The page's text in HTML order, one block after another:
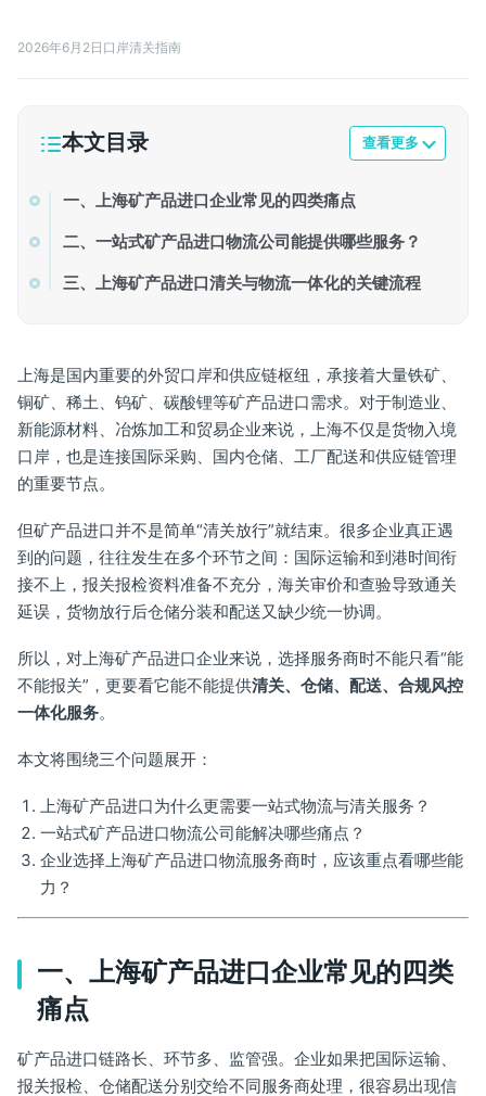
2026年6月2日 口岸清关指南
本文目录 查看更多
一、上海矿产品进口企业常见的四类痛点
二、一站式矿产品进口物流公司能提供哪些服务？
三、上海矿产品进口清关与物流一体化的关键流程
上海是国内重要的外贸口岸和供应链枢纽，承接着大量铁矿、
铜矿、稀土、钨矿、碳酸锂等矿产品进口需求。对于制造业、
新能源材料、冶炼加工和贸易企业来说，上海不仅是货物入境
口岸，也是连接国际采购、国内仓储、工厂配送和供应链管理
的重要节点。
但矿产品进口并不是简单“清关放行”就结束。很多企业真正遇
到的问题，往往发生在多个环节之间：国际运输和到港时间衔
接不上，报关报检资料准备不充分，海关审价和查验导致通关
延误，货物放行后仓储分装和配送又缺少统一协调。
所以，对上海矿产品进口企业来说，选择服务商时不能只看“能
不能报关”，更要看它能不能提供清关、仓储、配送、合规风控
一体化服务。
本文将围绕三个问题展开：
上海矿产品进口为什么更需要一站式物流与清关服务？
一站式矿产品进口物流公司能解决哪些痛点？
企业选择上海矿产品进口物流服务商时，应该重点看哪些能
力？
一、上海矿产品进口企业常见的四类
痛点
矿产品进口链路长、环节多、监管强。企业如果把国际运输、
报关报检、仓储配送分别交给不同服务商处理，很容易出现信